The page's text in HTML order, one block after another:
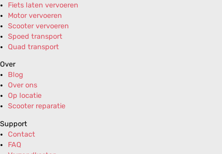
Fiets laten vervoeren
Motor vervoeren
Scooter vervoeren
Spoed transport
Quad transport
Over
Blog
Over ons
Op locatie
Scooter reparatie
Support
Contact
FAQ